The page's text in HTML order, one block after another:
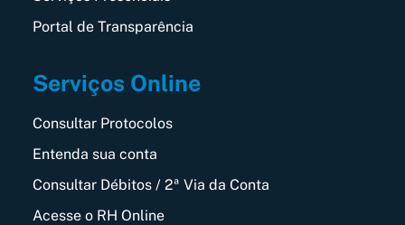
Portal de Transparência
Serviços Online
Consultar Protocolos
Entenda sua conta
Consultar Débitos / 2ª Via da Conta
Acesse o RH Online